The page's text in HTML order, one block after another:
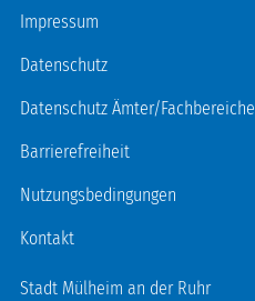
Fußzeile
Impressum
Datenschutz
Datenschutz Ämter/Fachbereiche
Barrierefreiheit
Nutzungsbedingungen
Kontakt
Stadt Mülheim an der Ruhr